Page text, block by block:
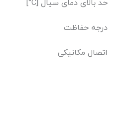
حد بالای دمای سیال [C°]
درجه حفاظت
اتصال مکانیکی